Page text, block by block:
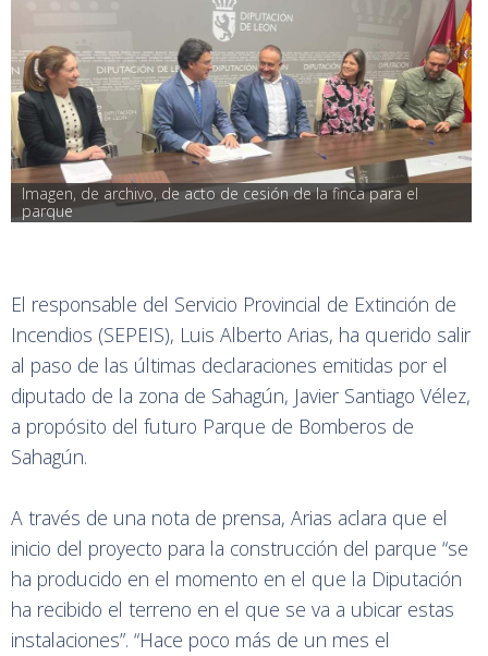
Imagen, de archivo, de acto de cesión de la finca para el
parque
El responsable del Servicio Provincial de Extinción de
Incendios (SEPEIS), Luis Alberto Arias, ha querido salir
al paso de las últimas declaraciones emitidas por el
diputado de la zona de Sahagún, Javier Santiago Vélez,
a propósito del futuro Parque de Bomberos de
Sahagún.
A través de una nota de prensa, Arias aclara que el
inicio del proyecto para la construcción del parque “se
ha producido en el momento en el que la Diputación
ha recibido el terreno en el que se va a ubicar estas
instalaciones”. “Hace poco más de un mes el